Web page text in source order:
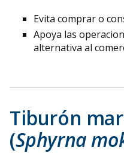
Evita comprar o
Apoya las
alternativa al
Tiburón
(Sphyrna